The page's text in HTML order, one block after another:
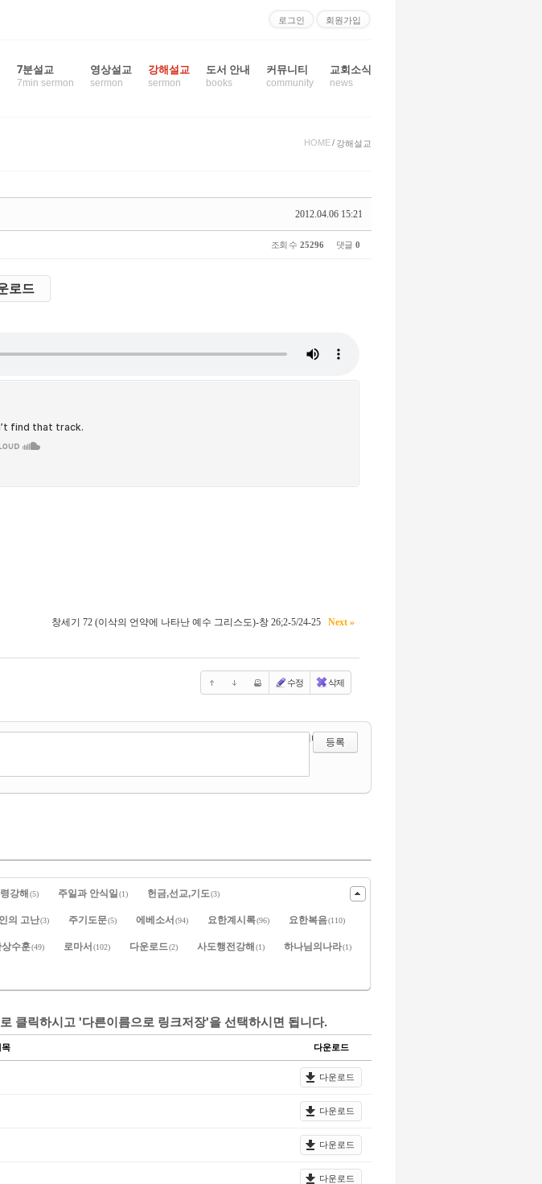
로그인 회원가입
7분설교
7min sermon
영상설교
sermon
강해설교
sermon
도서 안내
books
커뮤니티
community
교회소식
news
HOME/ 강해설교
2012.04.06 15:21
조회 수 25296 댓글 0
로드
창세기 72 (이삭의 언약에 나타난 예수 그리스도)-창 26;2-5/24-25 Next »
수정 삭제
에디터 선택하기
강해 (5) 주일과 안식일 (1) 헌금,선교,기도(3)
의 고난(3) 주기도문(5) 에베소서 (94) 요한계시록(96) 요한복음(110)
수훈(49) 로마서 (102) 다운로드(2) 사도행전강해 (1) 하나님의나라(1)
클릭하시고 '다른이름으로 링크저장'을 선택하시면 됩니다.
목 다운로드
다운로드
다운로드
다운로드
다운로드